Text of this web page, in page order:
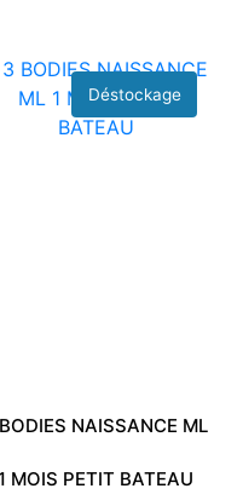
NAISSANCE ML
MOIS PETIT BATEAU